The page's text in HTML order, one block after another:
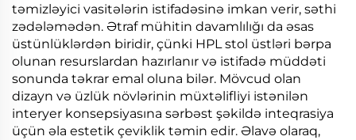
təmizləyici vasitələrin istifadəsinə imkan verir, səthi
zədələmədən. Ətraf mühitin davamlılığı da əsas
üstünlüklərdən biridir, çünki HPL stol üstləri bərpa
olunan resurslardan hazırlanır və istifadə müddəti
sonunda təkrar emal oluna bilər. Mövcud olan
dizayn və üzlük növlərinin müxtəlifliyi istənilən
interyer konsepsiyasına sərbəst şəkildə inteqrasiya
üçün əla estetik çeviklik təmin edir. Əlavə olaraq,